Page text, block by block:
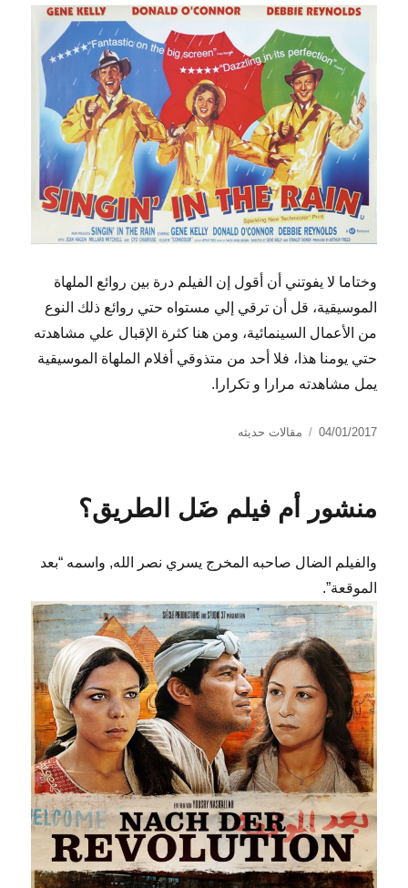
وختاما لا يفوتني أن أقول إن الفيلم درة بين روائع الملهاة
الموسيقية، قل أن ترقي إلي مستواه حتي روائع ذلك النوع
من الأعمال السينمائية، ومن هنا كثرة الإقبال علي مشاهدته
حتي يومنا هذا، فلا أحد من متذوقي أفلام الملهاة الموسيقية
يمل مشاهدته مرارا و تكرارا.
نُشرت
04/01/2017 التصنيفات
مقالات حديثه
منشور أم فيلم ضَل الطريق؟
والفيلم الضال صاحبه المخرج يسري نصر الله, واسمه “بعد
الموقعة”.